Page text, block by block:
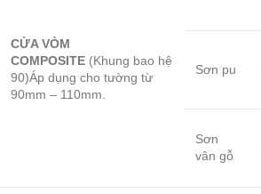
CỬA VÒM
COMPOSITE (Khung bao hệ
90)Áp dụng cho tường từ
90mm – 110mm.
Sơn pu
Sơn
vân gỗ